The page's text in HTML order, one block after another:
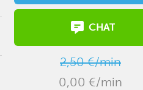
CHAT
2,50 €/min
0,00 €/min